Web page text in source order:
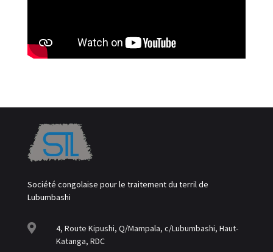
Société congolaise pour le traitement du terril de
Lubumbashi

4, Route Kipushi, Q/Mampala, c/Lubumbashi, Haut-
Katanga, RDC